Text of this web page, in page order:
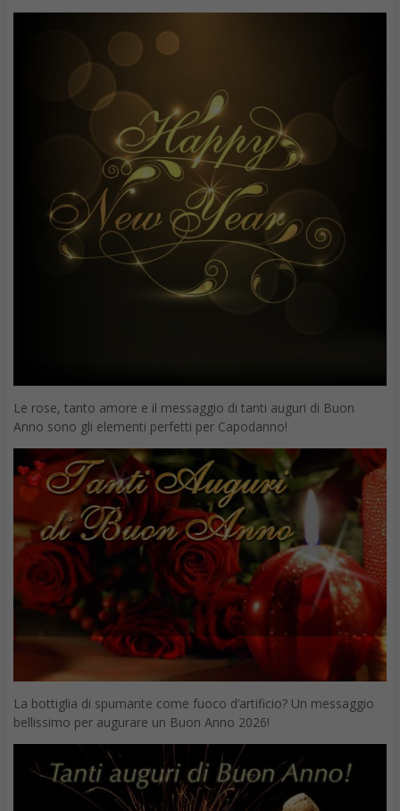
Le rose, tanto amore e il messaggio di tanti auguri di Buon
Anno sono gli elementi perfetti per Capodanno!
La bottiglia di spumante come fuoco d’artificio? Un messaggio
bellissimo per augurare un Buon Anno 2026!